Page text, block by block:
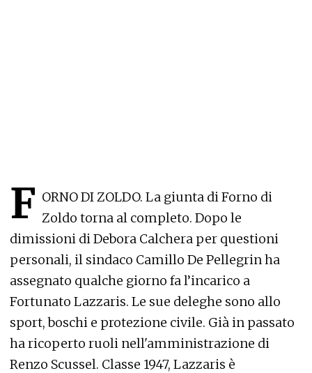
F ORNO DI ZOLDO. La giunta di Forno di
Zoldo torna al completo. Dopo le
dimissioni di Debora Calchera per questioni
personali, il sindaco Camillo De Pellegrin ha
assegnato qualche giorno fa l’incarico a
Fortunato Lazzaris. Le sue deleghe sono allo
sport, boschi e protezione civile. Già in passato
ha ricoperto ruoli nell'amministrazione di
Renzo Scussel. Classe 1947, Lazzaris è